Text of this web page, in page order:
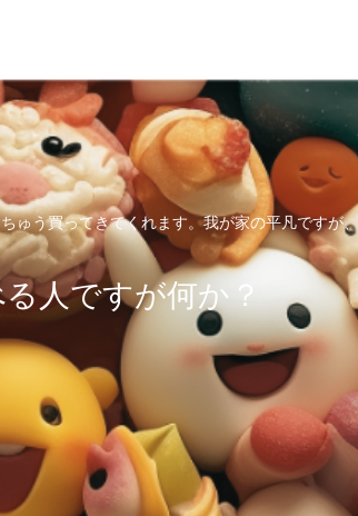
う買ってきてくれます。我が家の平凡ですが
人ですが何か？